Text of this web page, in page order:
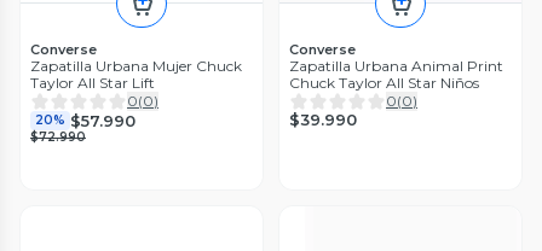
Converse
Zapatilla Urbana Mujer Chuck
Taylor All Star Lift
0(0)
20% $57.990
$72.990
Converse
Zapatilla Urbana Animal Print
Chuck Taylor All Star Niños
0(0)
$39.990